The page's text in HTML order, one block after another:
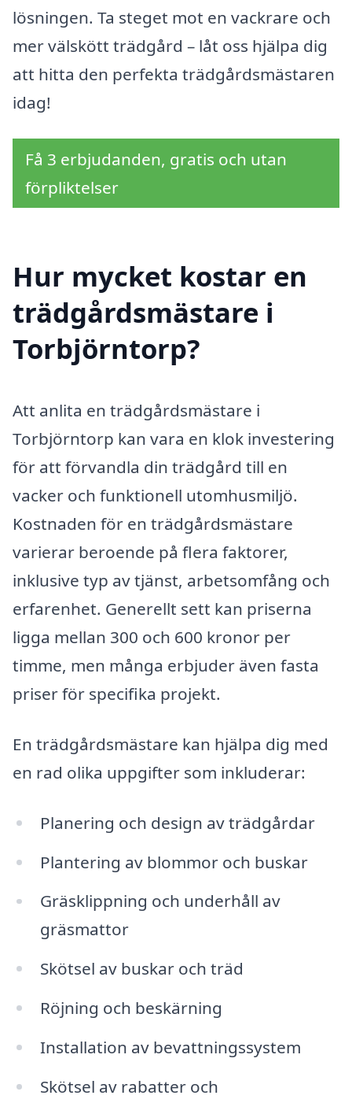
lösningen. Ta steget mot en vackrare och
mer välskött trädgård – låt oss hjälpa dig
att hitta den perfekta trädgårdsmästaren
idag!
Få 3 erbjudanden, gratis och utan
förpliktelser
Hur mycket kostar en
trädgårdsmästare i
Torbjörntorp?
Att anlita en trädgårdsmästare i
Torbjörntorp kan vara en klok investering
för att förvandla din trädgård till en
vacker och funktionell utomhusmiljö.
Kostnaden för en trädgårdsmästare
varierar beroende på flera faktorer,
inklusive typ av tjänst, arbetsomfång och
erfarenhet. Generellt sett kan priserna
ligga mellan 300 och 600 kronor per
timme, men många erbjuder även fasta
priser för specifika projekt.
En trädgårdsmästare kan hjälpa dig med
en rad olika uppgifter som inkluderar:
Planering och design av trädgårdar
Plantering av blommor och buskar
Gräsklippning och underhåll av
gräsmattor
Skötsel av buskar och träd
Röjning och beskärning
Installation av bevattningssystem
Skötsel av rabatter och